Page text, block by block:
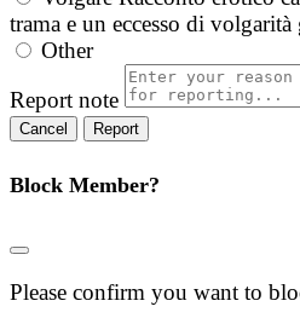
trama e un eccesso di
Other
Report note
Report
Block Member?
Please confirm you want to